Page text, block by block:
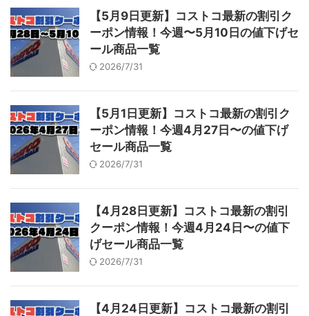
【5月9日更新】コストコ最新の割引ク
ーポン情報！今週〜5月10日の値下げセ
ール商品一覧
2026/7/31
【5月1日更新】コストコ最新の割引ク
ーポン情報！今週4月27日〜の値下げ
セール商品一覧
2026/7/31
【4月28日更新】コストコ最新の割引
クーポン情報！今週4月24日〜の値下
げセール商品一覧
2026/7/31
【4月24日更新】コストコ最新の割引